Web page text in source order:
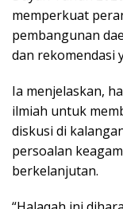
memperkuat
pembangunan
dan rekomendasi
Ia menjelaskan,
ilmiah untuk
diskusi di
persoalan
berkelanjutan.